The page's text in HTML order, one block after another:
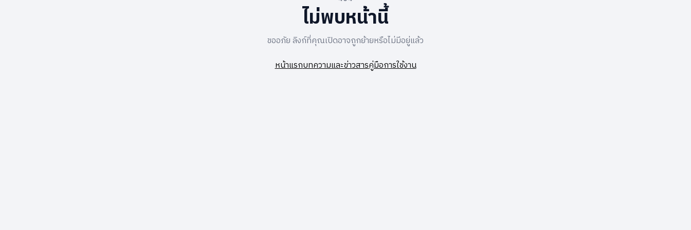
ไม่พบหน้านี้
ขออภัย ลิงก์ที่คุณเปิดอาจถูกย้ายหรือไม่มีอยู่แล้ว
หน้าแรกบทความและข่าวสารคู่มือการใช้งาน